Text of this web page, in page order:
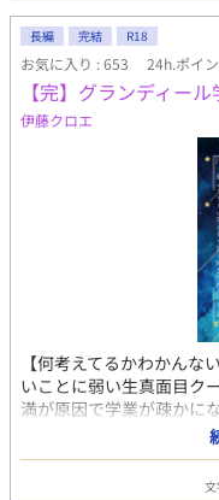
うようになっていた。原
を作りたいと言っていた
交友関係も広い人だし、
いかなど僕は気にも留
で、いつもショートパン
出会いの馴れ初めは知ら
だ。 原田さんは僕の思
る夏の夜、２人の前で中
をした。僕は原田さんよ
れていた。 「あなた、
真顔で言った。 「違う
の子が好きだよ。でも
「なぜかうまくいかない
れる。男友達には言われ
よ。先生にお尻を叩か
に言いたかったんでしょ
尊敬してる年配の男の先
先生が忘れられなくて
僕はその夜もデニムの短
長編 完結 R18
お気に入り : 653 24h.ポイ
【完】グランディー
伊藤クロエ
【何考えてるかわかん
いことに弱い生真面目ク
満が原因で学業が疎かに
され、性的な奉仕をして
女共学の王立グランディ
れる筆頭監督生のアリ